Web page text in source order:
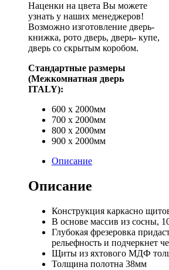
Наценки на цвета Вы можете
узнать у наших менеджеров!
Возможно изготовление дверь-
книжка, рото дверь, дверь- купе,
дверь со скрытым коробом.
Стандартные размеры
(Межкомнатная дверь
ITALY):
600 х 2000мм
700 х 2000мм
800 х 2000мм
900 х 2000мм
Описание
Описание
Конструкция каркасно
В основе массив из сосны,
Глубокая фрезеровка
рельефность и подчеркнет
Щиты из яхтового МДФ
Толщина полотна 38мм